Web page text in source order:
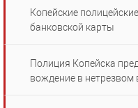
Копейские
банковской карты
Полиция Копейска
вождение в нетрезвом